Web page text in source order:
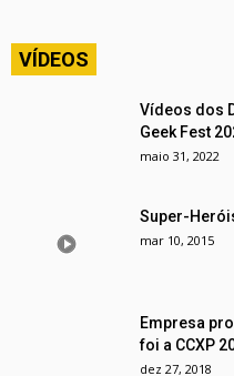
VÍDEOS
Vídeos dos
Geek Fest
maio 31, 2022
Super-
mar 10, 2015
Empresa
foi a CCXP
dez 27, 2018